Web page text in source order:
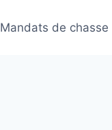
Mandats de chasse